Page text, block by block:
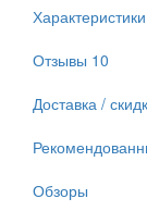
Характеристики
Отзывы 10
Доставка /
Обзоры